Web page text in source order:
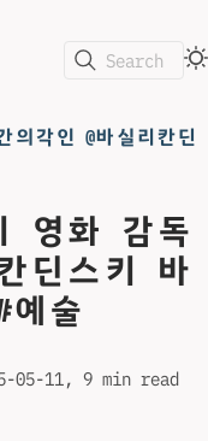
Search
각인 @바실리칸딘
영화 감독
딘스키 바
술
05-11 9 min read